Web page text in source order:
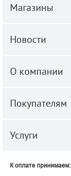
Магазины
Новости
О компании
Покупателям
Услуги
К оплате принимаем: